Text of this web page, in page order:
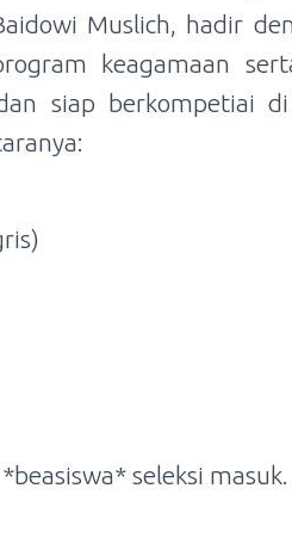
Muslich, hadir
keagamaan
siap berkompetiai di
seleksi masuk.